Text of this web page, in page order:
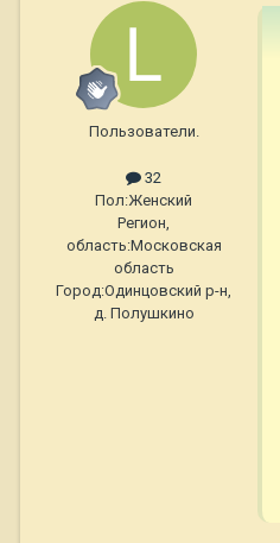
Пользователи.
32
Пол:Женский
Регион,
область:Московская
область
Город:Одинцовский р-н,
д. Полушкино